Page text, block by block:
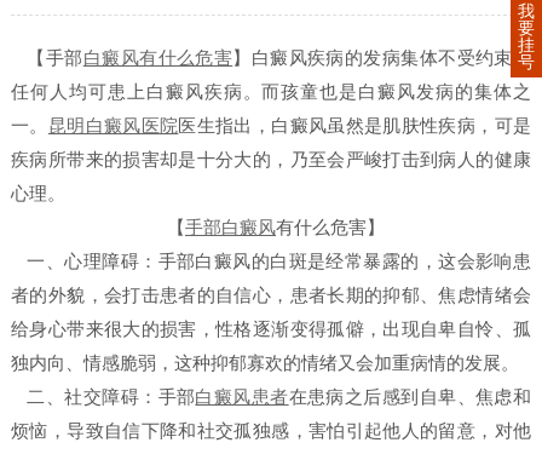
【手部白癜风有什么危害】 白癜风疾病的发病集体不受约束，
任何人均可患上白癜风疾病。而孩童也是白癜风发病的集体之
一。 昆明白癜风医院医生指出，白癜风虽然是肌肤性疾病，可是
疾病所带来的损害却是十分大的，乃至会严峻打击到病人的健康
心理。
【手部白癜风有什么危害】
一、心理障碍：手部白癜风的白斑是经常暴露的，这会影响患
者的外貌，会打击患者的自信心，患者长期的抑郁、焦虑情绪会
给身心带来很大的损害，性格逐渐变得孤僻，出现自卑自怜、孤
独内向、情感脆弱，这种抑郁寡欢的情绪又会加重病情的发展。
二、社交障碍：手部白癜风患者在患病之后感到自卑、焦虑和
烦恼，导致自信下降和社交孤独感，害怕引起他人的留意，对他
我
要
挂
号